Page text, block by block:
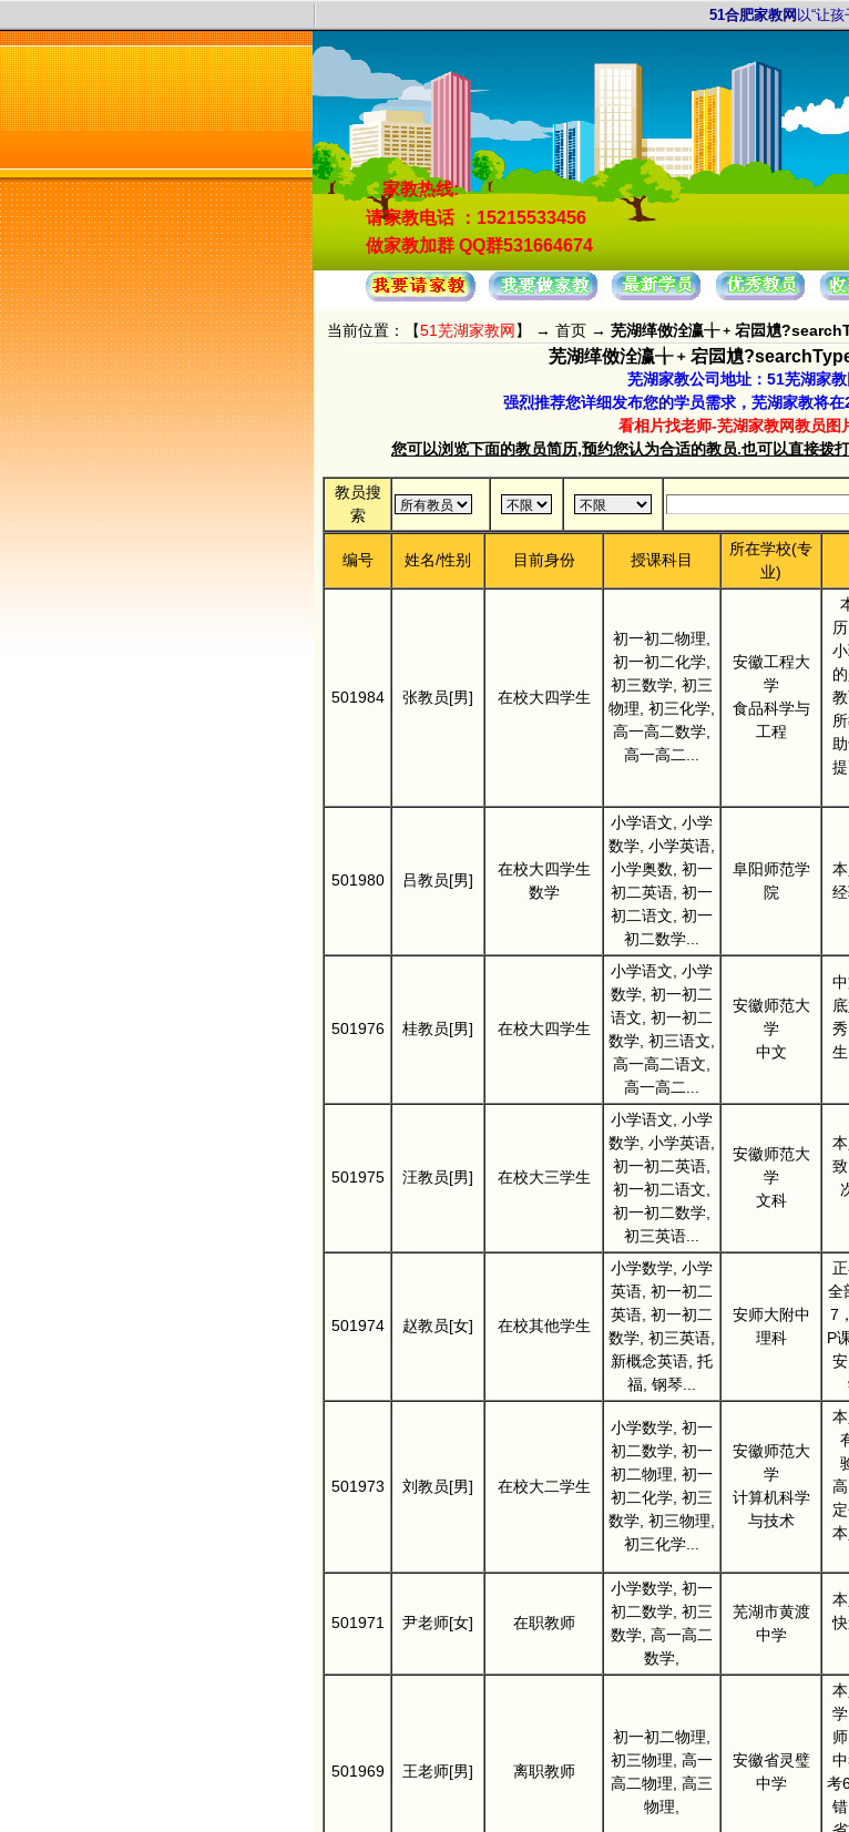
51合肥家教网以“让孩子
家教热线:
请家教电话 ：15215533456
做家教加群 QQ群531664674
当前位置：【51芜湖家教网】 → 首页 → 芜湖缂傚洤瀛╁﹢宕囩尵
芜湖缂傚洤瀛╁﹢宕囩尵
芜湖家教公司地址：51芜湖家教
强烈推荐您详细发布您的学员需求，芜湖家教将
看相片找老师-芜湖家教网教员图
您可以浏览下面的教员简历,预约您认为合适的教员.也可以直接拨
教员搜
索
编号 姓名/性别 目前身份 授课科目
所在学校(专
业)
501984 张教员[男] 在校大四学生
初一初二物理,
初一初二化学,
初三数学, 初三
物理, 初三化学,
高一高二数学,
高一高二...
安徽工程大
学
食品科学与
工程
501980 吕教员[男]
在校大四学生
数学
小学语文, 小学
数学, 小学英语,
小学奥数, 初一
初二英语, 初一
初二语文, 初一
初二数学...
阜阳师范学
院
501976 桂教员[男] 在校大四学生
小学语文, 小学
数学, 初一初二
语文, 初一初二
数学, 初三语文,
高一高二语文,
高一高二...
安徽师范大
学
中文
501975 汪教员[男] 在校大三学生
小学语文, 小学
数学, 小学英语,
初一初二英语,
初一初二语文,
初一初二数学,
初三英语...
安徽师范大
学
文科
501974 赵教员[女] 在校其他学生
小学数学, 小学
英语, 初一初二
英语, 初一初二
数学, 初三英语,
新概念英语, 托
福, 钢琴...
安师大附中
理科
全
7
P
501973 刘教员[男] 在校大二学生
小学数学, 初一
初二数学, 初一
初二物理, 初一
初二化学, 初三
数学, 初三物理,
初三化学...
安徽师范大
学
计算机科学
与技术
501971 尹老师[女] 在职教师
小学数学, 初一
初二数学, 初三
数学, 高一高二
数学,
芜湖市黄渡
中学
501969 王老师[男] 离职教师
初一初二物理,
初三物理, 高一
高二物理, 高三
物理,
安徽省灵璧
中学
考